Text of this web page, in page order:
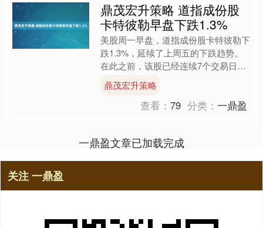
鼎茂宏升策略 道指成份股
卡特彼勒早盘下跌1.3%
美股周一早盘，道指成份股卡特彼勒下
跌1.3%，延续了上周五的下跌趋势。
在此之前，该股已经连续7个交易日上
涨并创历史新高。 海量资讯、精准解
读，尽在新浪财经APP....
鼎茂宏升策略
查看：79 分类：一鼎盈
一鼎盈文章已加载完成
关注 一鼎盈